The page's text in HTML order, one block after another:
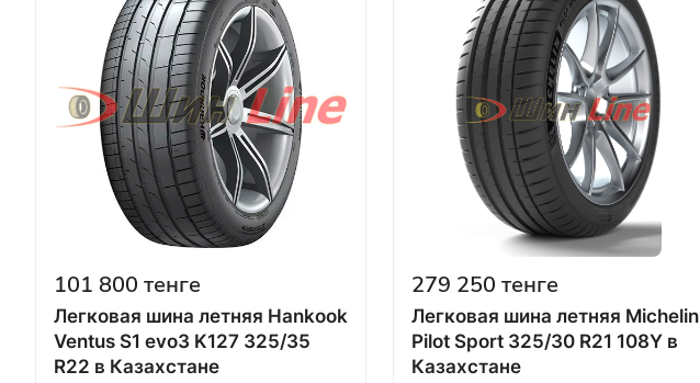
101 800 тенге
Легковая шина летняя Hankook
Ventus S1 evo3 K127 325/35
R22 в Казахстане
279 250 тенге
Легковая шина летняя Michelin
Pilot Sport 325/30 R21 108Y в
Казахстане